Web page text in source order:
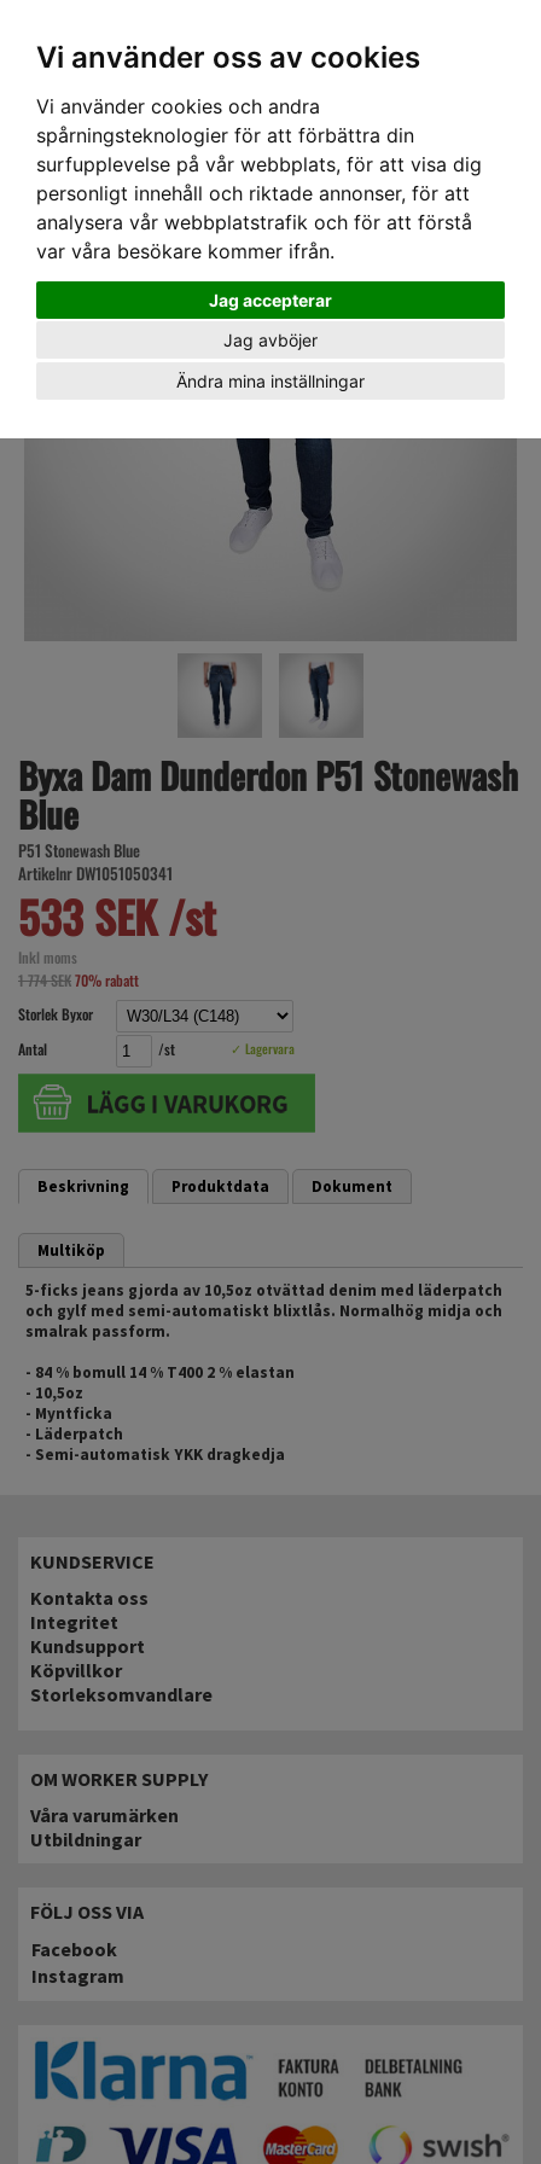
Vi använder oss av cookies
Vi använder cookies och andra
spårningsteknologier för att förbättra din
surfupplevelse på vår webbplats, för att visa dig
personligt innehåll och riktade annonser, för att
analysera vår webbplatstrafik och för att förstå
var våra besökare kommer ifrån.
Jag accepterar
Jag avböjer
Ändra mina inställningar
Hem ›ARBETSKLÄDER› Byxa Dam Dunderdon P51 Stonewash Blue
Byxa Dam Dunderdon P51 Stonewash
Blue
P51 Stonewash Blue
Artikelnr DW1051050341
533 SEK /st
Inkl moms
1 774 SEK70% rabatt
Storlek Byxor
Antal
/st ✓ Lagervara
Beskrivning Produktdata Dokument
Multiköp
5-ficks jeans gjorda av 10,5oz otvättad denim med läderpatch
och gylf med semi-automatiskt blixtlås. Normalhög midja och
smalrak passform.
- 84 % bomull 14 % T400 2 % elastan
- 10,5oz
- Myntficka
- Läderpatch
- Semi-automatisk YKK dragkedja
KUNDSERVICE
Kontakta oss
Integritet
Kundsupport
Köpvillkor
Storleksomvandlare
OM WORKER SUPPLY
Våra varumärken
Utbildningar
FÖLJ OSS VIA
Facebook
Instagram